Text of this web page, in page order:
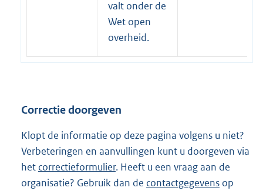
e
r
n
e
k
:
valt onder de
Wet open
overheid.
Correctie doorgeven
Klopt de informatie op deze pagina volgens u niet?
Verbeteringen en aanvullingen kunt u doorgeven via
het correctieformulier. Heeft u een vraag aan de
organisatie? Gebruik dan de contactgegevens op